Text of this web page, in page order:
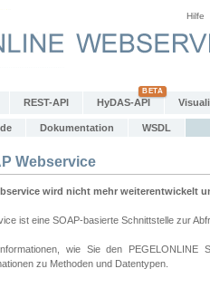
Hilfe
REST-API HyDAS-API
Dokumentation WSDL
Webservice
wird nicht mehr
ist eine SOAP-basierte Schnittstelle zur
wie Sie den PEGELONLINE
zu Methoden und Datentypen.